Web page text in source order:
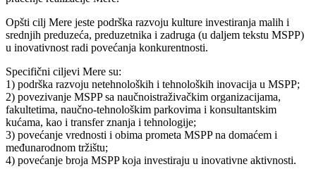
Opšti cilj Mere jeste podrška razvoju kulture investiranja malih i
srednjih preduzeća, preduzetnika i zadruga (u daljem tekstu MSPP)
u inovativnost radi povećanja konkurentnosti.
Specifični ciljevi Mere su:
1) podrška razvoju netehnoloških i tehnoloških inovacija u MSPP;
2) povezivanje MSPP sa naučnoistraživačkim organizacijama,
fakultetima, naučno-tehnološkim parkovima i konsultantskim
kućama, kao i transfer znanja i tehnologije;
3) povećanje vrednosti i obima prometa MSPP na domaćem i
međunarodnom tržištu;
4) povećanje broja MSPP koja investiraju u inovativne aktivnosti.